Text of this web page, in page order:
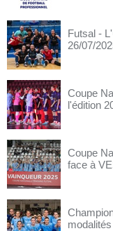
Futsal -
26/07/
Coupe
l'édition
Coupe
face à